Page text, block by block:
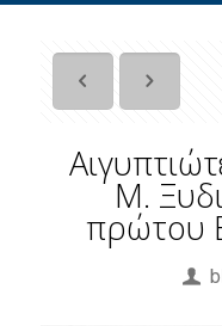
Μ.
πρώτου